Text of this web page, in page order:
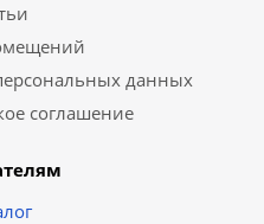
данных
соглашение